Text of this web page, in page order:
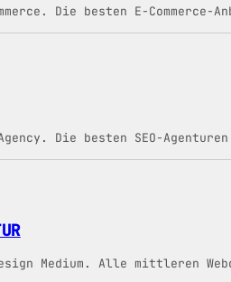
Die besten E-Commerce-
Die besten SEO-
Medium. Alle mittleren